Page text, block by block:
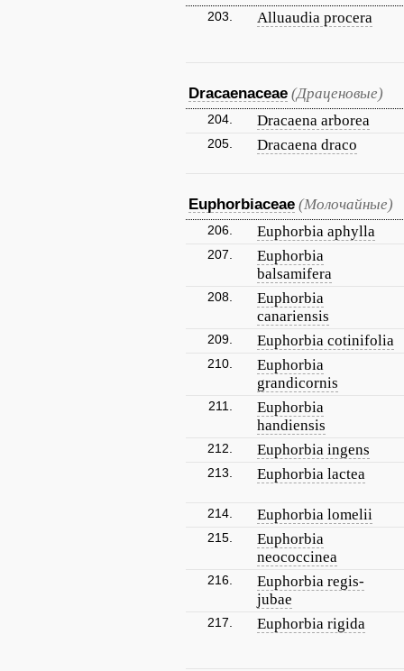
203. Alluaudia procera
Dracaenaceae (Драценовые)
204. Dracaena arborea
205. Dracaena draco
Euphorbiaceae (Молочайные)
206. Euphorbia aphylla
207.
Euphorbia
balsamifera
208.
Euphorbia
canariensis
209. Euphorbia cotinifolia
210.
Euphorbia
grandicornis
211.
Euphorbia
handiensis
212. Euphorbia ingens
213. Euphorbia lactea
214. Euphorbia lomelii
215.
Euphorbia
neococcinea
216.
Euphorbia regis-
jubae
217. Euphorbia rigida